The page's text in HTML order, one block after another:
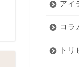
アイ
コラ
トリ